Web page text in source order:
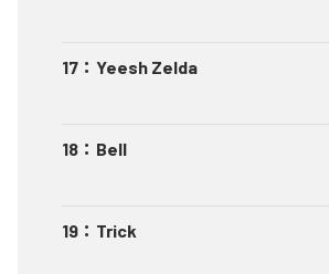
17 ： Yeesh Zelda
18 ： Bell
19 ： Trick